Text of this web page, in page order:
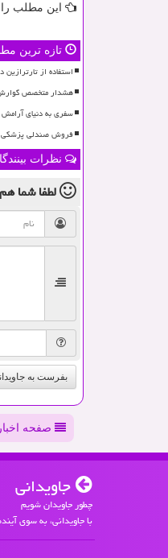
این مطلب
تازه ترین
استفاده از
هشدار متخصص
سفری به دنیای آرامش
فروش صندلی پزشکی
نظرات
لطفا شما هم
بفرست به
صفحه اخبار
جاویدانی
چطور جاویدان شویم
با جاویدانی، به سوی